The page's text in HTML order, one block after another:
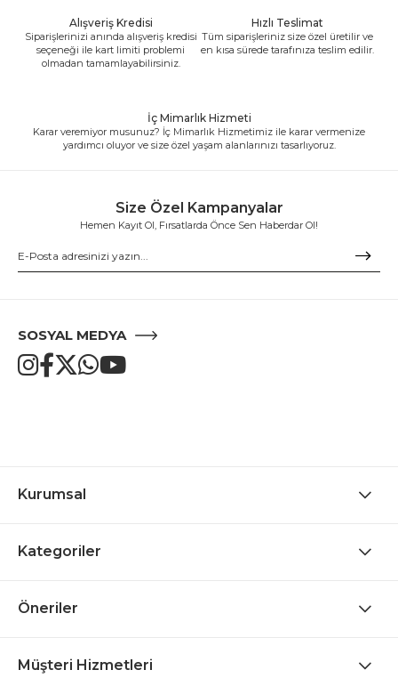
Alışveriş Kredisi
Siparişlerinizi anında alışveriş kredisi
seçeneği ile kart limiti problemi
olmadan tamamlayabilirsiniz.
Hızlı Teslimat
Tüm siparişleriniz size özel üretilir ve
en kısa sürede tarafınıza teslim edilir.
İç Mimarlık Hizmeti
Karar veremiyor musunuz? İç Mimarlık Hizmetimiz ile karar vermenize
yardımcı oluyor ve size özel yaşam alanlarınızı tasarlıyoruz.
Size Özel Kampanyalar
Hemen Kayıt Ol, Fırsatlarda Önce Sen Haberdar Ol!
SOSYAL MEDYA
Kurumsal
Kategoriler
Öneriler
Müşteri Hizmetleri